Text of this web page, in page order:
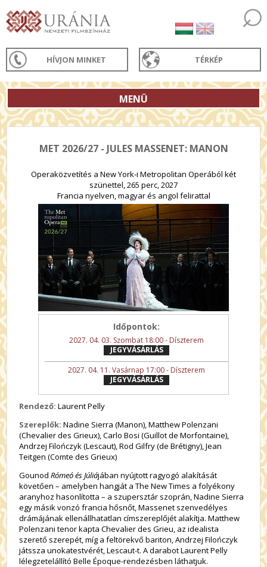
HÍVJON MINKET TÉRKÉP
MENÜ
MET 2026/27 - JULES MASSENET: MANON
Operaközvetítés a New York-i Metropolitan Operából két
szünettel, 265 perc, 2027
Francia nyelven, magyar és angol felirattal
Időpontok:
2027. 04. 03. Szombat 18:00 - Díszterem
JEGYVÁSÁRLÁS
2027. 04. 11. Vasárnap 17:00 - Díszterem
JEGYVÁSÁRLÁS
Rendező: Laurent Pelly
Szereplők: Nadine Sierra (Manon), Matthew Polenzani
(Chevalier des Grieux), Carlo Bosi (Guillot de Morfontaine),
Andrzej Filończyk (Lescaut), Rod Gilfry (de Brétigny), Jean
Teitgen (Comte des Grieux)
GounodRómeó és Júliájában nyújtott ragyogó alakítását
követően – amelyben hangját a The New Times a folyékony
aranyhoz hasonlította – a szupersztár szoprán, Nadine Sierra
egy másik vonzó francia hősnőt, Massenet szenvedélyes
drámájának ellenállhatatlan címszereplőjét alakítja. Matthew
Polenzani tenor kapta Chevalier des Grieu, az idealista
szerető szerepét, míg a feltörekvő bariton, Andrzej Filończyk
játssza unokatestvérét, Lescaut-t. A darabot Laurent Pelly
lélegzetelállító Belle Époque-rendezésben láthatjuk.